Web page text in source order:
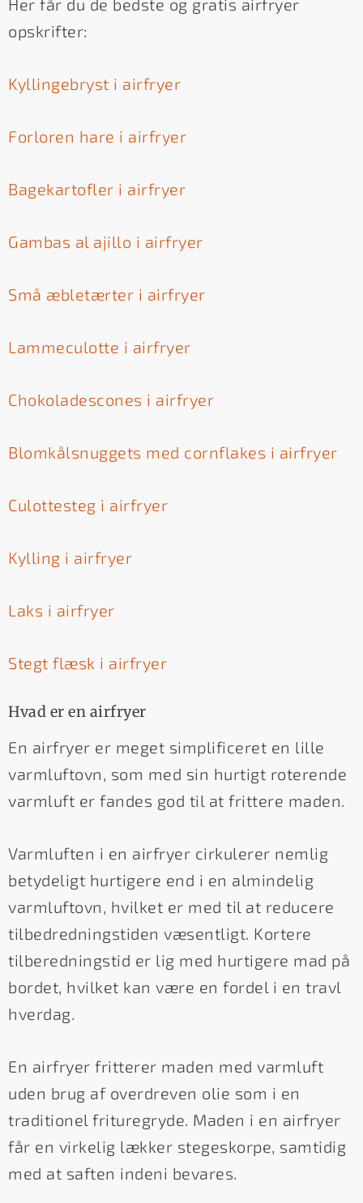
Her får du de bedste og gratis airfryer
opskrifter:
Kyllingebryst i airfryer
Forloren hare i airfryer
Bagekartofler i airfryer
Gambas al ajillo i airfryer
Små æbletærter i airfryer
Lammeculotte i airfryer
Chokoladescones i airfryer
Blomkålsnuggets med cornflakes i airfryer
Culottesteg i airfryer
Kylling i airfryer
Laks i airfryer
Stegt flæsk i airfryer
Hvad er en airfryer
En airfryer er meget simplificeret en lille
varmluftovn, som med sin hurtigt roterende
varmluft er fandes god til at frittere maden.
Varmluften i en airfryer cirkulerer nemlig
betydeligt hurtigere end i en almindelig
varmluftovn, hvilket er med til at reducere
tilbedredningstiden væsentligt. Kortere
tilberedningstid er lig med hurtigere mad på
bordet, hvilket kan være en fordel i en travl
hverdag.
En airfryer fritterer maden med varmluft
uden brug af overdreven olie som i en
traditionel frituregryde. Maden i en airfryer
får en virkelig lækker stegeskorpe, samtidig
med at saften indeni bevares.